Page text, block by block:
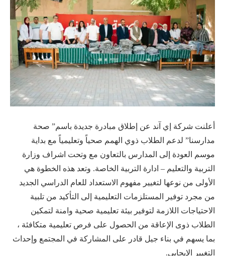
أعلنت شركة إي آند عن إطلاق مبادرة جديدة باسم” صحة
مدارسنا” لدعم الطلاب ذوي الهمم صحياً وتعليمياً مع بداية
موسم العودة إلى المدارس بالتعاون مع وتحت اشراف وزارة
التربية والتعليم – ادارة التربية الخاصة. وتعد هذه الخطوة هي
الأولى من نوعها لتغيير مفهوم الاستعداد للعام الدراسي الجديد
من مجرد توفير المستلزمات التعليمية إلى التأكيد من تلبية
الاحتياجات اللازمة لتوفير بيئة تعليمية صحية وامنة لتمكين
الطلاب ذوى الإعاقة من الحصول على فرص تعليمية متكافئة ،
بما يسهم في بناء جيل قادر على المشاركة في المجتمع وإحداث
التغيير الإيجابي.